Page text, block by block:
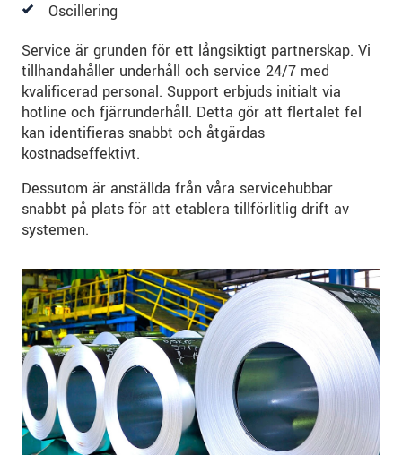
Oscillering
Service är grunden för ett långsiktigt partnerskap. Vi
tillhandahåller underhåll och service 24/7 med
kvalificerad personal. Support erbjuds initialt via
hotline och fjärrunderhåll. Detta gör att flertalet fel
kan identifieras snabbt och åtgärdas
kostnadseffektivt.
Dessutom är anställda från våra servicehubbar
snabbt på plats för att etablera tillförlitlig drift av
systemen.